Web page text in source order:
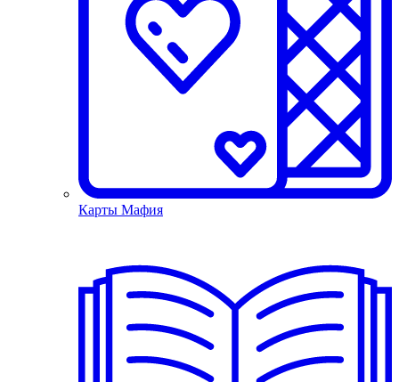
Карты Мафия